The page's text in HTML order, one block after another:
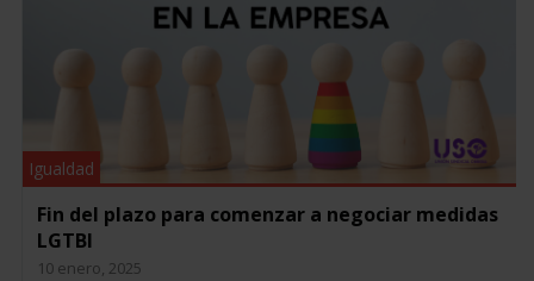
Igualdad
Fin del plazo para comenzar a negociar medidas
LGTBI
10 enero, 2025